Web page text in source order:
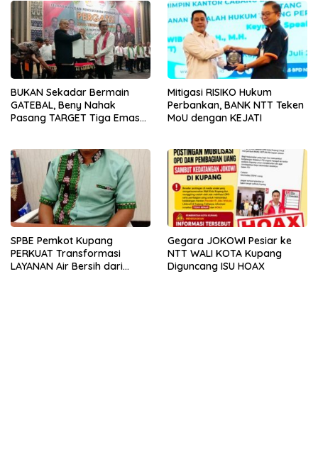
BUKAN Sekadar Bermain
GATEBAL, Beny Nahak
Pasang TARGET Tiga Emas
Mitigasi RISIKO Hukum
Perbankan, BANK NTT Teken
MoU dengan KEJATI
SPBE Pemkot Kupang
PERKUAT Transformasi
LAYANAN Air Bersih dari
Gegara JOKOWI Pesiar ke
NTT WALI KOTA Kupang
Diguncang ISU HOAX